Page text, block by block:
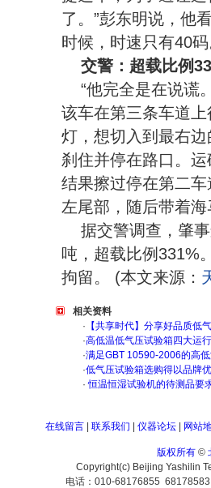
了。”彭东明说，他
时候，时速只有40
交警：超载比例
“他完全是在说谎
该车在第三条车道
灯，想切入到最右
刹住并停在路口。
结果擦过停在第二
左尾部，随后带着
据交警调查，肇
吨，超载比例331%
拘留。 (本文来源：
相关资料
· 【共享时代】分享好品质低
·高低温低气压试验箱四大运
·满足GBT 10590-2006的高
·低气压试验箱选购得以品牌
· 恒温恒湿试验机的待测品要
在线留言| 联系我们 仪器论坛| 网站
版权所有©
Copyright(c) Beijing Yashilin
电话：010-68176855